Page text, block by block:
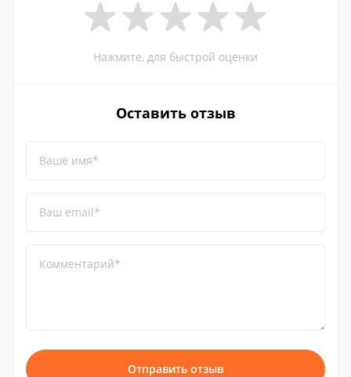
Нажмите, для быстрой оценки
Оставить отзыв
Ваше имя*
Ваш email*
Комментарий*
Отправить отзыв